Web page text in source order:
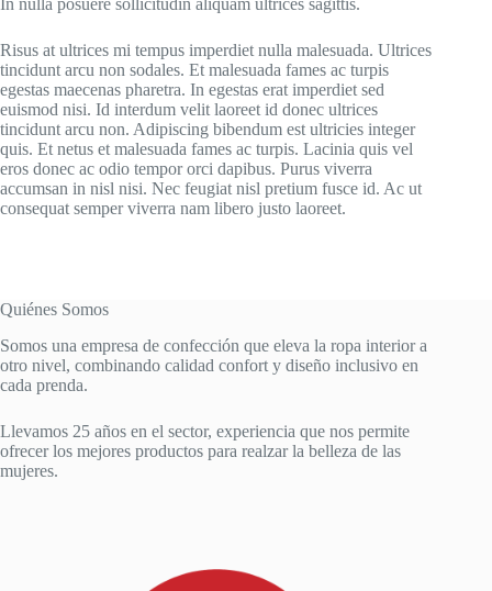
In nulla posuere sollicitudin aliquam ultrices sagittis.
Risus at ultrices mi tempus imperdiet nulla malesuada. Ultrices
tincidunt arcu non sodales. Et malesuada fames ac turpis
egestas maecenas pharetra. In egestas erat imperdiet sed
euismod nisi. Id interdum velit laoreet id donec ultrices
tincidunt arcu non. Adipiscing bibendum est ultricies integer
quis. Et netus et malesuada fames ac turpis. Lacinia quis vel
eros donec ac odio tempor orci dapibus. Purus viverra
accumsan in nisl nisi. Nec feugiat nisl pretium fusce id. Ac ut
consequat semper viverra nam libero justo laoreet.
Quiénes Somos
Somos una empresa de confección que eleva la ropa interior a
otro nivel, combinando calidad confort y diseño inclusivo en
cada prenda.
Llevamos 25 años en el sector, experiencia que nos permite
ofrecer los mejores productos para realzar la belleza de las
mujeres.